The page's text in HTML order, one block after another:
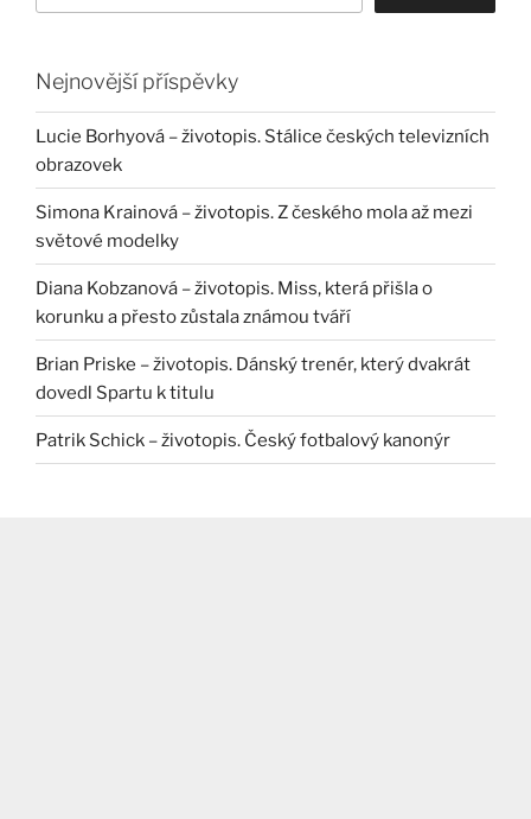
Nejnovější příspěvky
Lucie Borhyová – životopis. Stálice českých televizních
obrazovek
Simona Krainová – životopis. Z českého mola až mezi
světové modelky
Diana Kobzanová – životopis. Miss, která přišla o
korunku a přesto zůstala známou tváří
Brian Priske – životopis. Dánský trenér, který dvakrát
dovedl Spartu k titulu
Patrik Schick – životopis. Český fotbalový kanonýr